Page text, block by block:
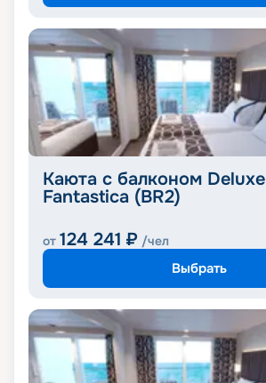
Каюта с балконом Deluxe
Fantastica (BR2)
от 124 241 ₽ /чел
Выбрать